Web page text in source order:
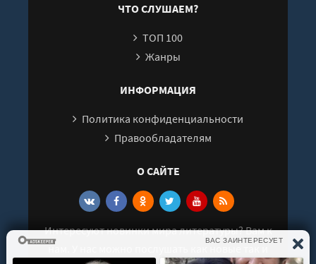
ЧТО СЛУШАЕМ?
ТОП 100
Жанры
ИНФОРМАЦИЯ
Политика конфиденциальности
Правообладателям
О САЙТЕ
Интересуют новинки мира литературы? Вам к
нам. У нас можно послушать как новые так и